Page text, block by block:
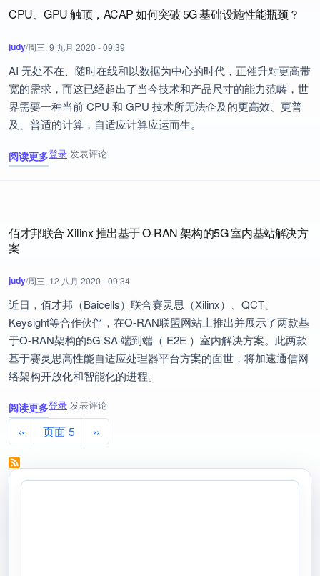
CPU、GPU 触顶，ACAP 如何突破 5G 基础设施性能瓶颈？
judy/周三, 9 九月 2020 - 09:39
AI 无处不在、随时在线和以数据为中心的时代，正催升对更高带
宽的需求，而这已经超出了当今技术和产品尺寸的能力范畴，世
界需要一种当前 CPU 和 GPU 技术所无法企及的更高效、更普
及、普适的计算，自适应计算应运而生。
阅读更多
关于 CPU、GPU 触顶，ACAP 如何突破 5G 基础设施性能瓶颈？
登录 发表评论
佰才邦联合 Xilinx 推出基于 O-RAN 架构的5G 室内基站解决方
案
judy/周三, 12 八月 2020 - 09:34
近日，佰才邦（Baicells）联合赛灵思（Xilinx）、QCT、
Keysight等合作伙伴，在O-RAN联盟网站上推出并展示了两款基
于O-RAN架构的5G SA 端到端（ E2E ）室内解决方案。此两款
基于赛灵思高性能自适应处理器平台方案的面世，将加速通信网
络架构开放化和智能化的进程。
阅读更多
关于 佰才邦联合 Xilinx 推出基于 O-RAN 架构的5G 室内基站解决方案
登录 发表评论
分页
前一页
‹‹ 页面 5 下一页
››